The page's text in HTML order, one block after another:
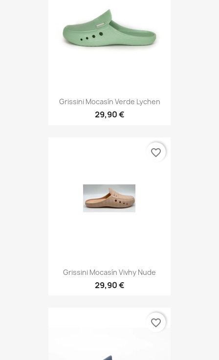
Grissini Mocasín Verde Lychen
29,90 €
Grissini Mocasín Vivhy Nude
29,90 €
favorite_border
favorite_border